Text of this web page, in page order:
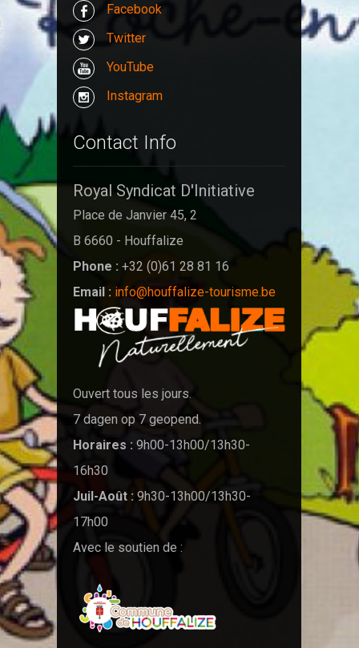
Facebook
Twitter
YouTube
Instagram
Contact Info
Royal Syndicat D'Initiative
Place de Janvier 45, 2
B 6660 - Houffalize
Phone : +32 (0)61 28 81 16
Email : info@houffalize-tourisme.be
Ouvert tous les jours.
7 dagen op 7 geopend.
Horaires : 9h00-13h00/13h30-
16h30
Juil-Août : 9h30-13h00/13h30-
17h00
Avec le soutien de :